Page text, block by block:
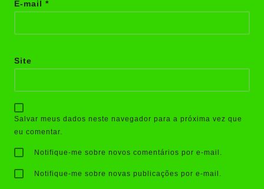
E-mail *
Site
Salvar meus dados neste navegador para a próxima vez que
eu comentar.
Notifique-me sobre novos comentários por e-mail.
Notifique-me sobre novas publicações por e-mail.